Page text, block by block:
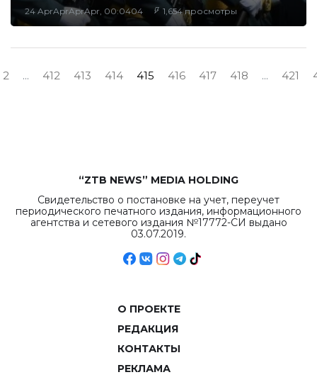
24 AprAprAprApr, 00:0404 1,654 просмотры
2 ... 412 413 414 415 416 417 418 ... 421
“ZTB NEWS” MEDIA HOLDING
Свидетельство о постановке на учет, переучет
периодического печатного издания, информационного
агентства и сетевого издания №17772-СИ выдано
03.07.2019.
О ПРОЕКТЕ
РЕДАКЦИЯ
КОНТАКТЫ
РЕКЛАМА